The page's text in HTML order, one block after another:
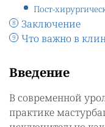
Пост-
Заключение
Что важно в
Введение
В современной
практике